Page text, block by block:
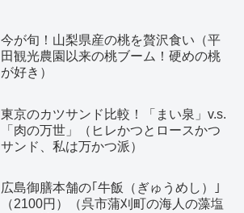
今が旬！山梨県産の桃を贅沢食い（平
田観光農園以来の桃ブーム！硬めの桃
が好き）
東京のカツサンド比較！「まい泉」v.s.
「肉の万世」（ヒレかつとロースかつ
サンド、私は万かつ派）
広島御膳本舗の｢牛飯（ぎゅうめし）｣
（2100円）（呉市蒲刈町の海人の藻塩